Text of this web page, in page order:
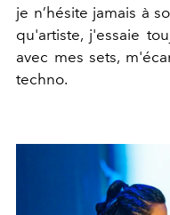
je n’hésite jamais à
qu'artiste, j'essaie
avec mes sets,
techno.